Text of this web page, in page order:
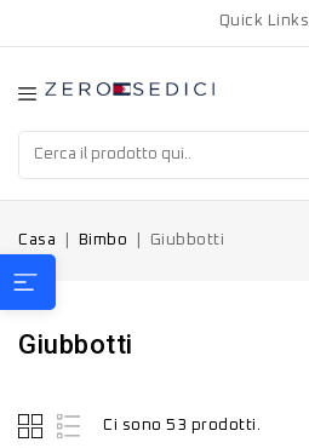
Quick Links
Casa Bimbo Giubbotti
Giubbotti
Ci sono 53 prodotti.